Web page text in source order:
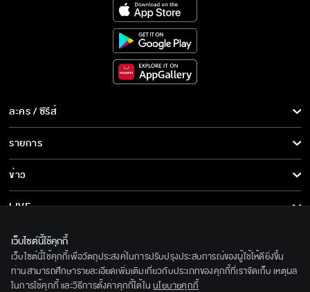
ละคร / ซีรีส์
ละคร/ซีรีส์
ซีรีส์นานาชาติ
การ์ตูน & เกม
รายการ
รายการทั้งหมด
ข่าว
ข่าวทั้งหมด
ข่าวประชาสัมพันธ์
LIVE
เกี่ยวกับเรา
BEC World
รู้จักเรา
ติดตามเราได้ที่
เว็บไซต์นี้ใช้คุกกี้
เว็บไซต์นี้ใช้คุกกี้เพื่อวัตถุประสงค์ในการปรับปรุงประสบการณ์ของผู้ใช้ให้ดียิ่งขึ้น
ท่านสามารถศึกษารายละเอียดเพิ่มเติมเกี่ยวกับประเภทของคุกกี้ที่เราจัดเก็บ เหตุผล
ในการใช้คุกกี้ และวิธีการตั้งค่าคุกกี้ได้ใน นโยบายคุกกี้